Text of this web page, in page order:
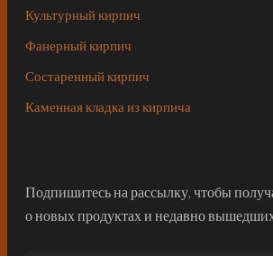
Культурный кирпич
Фанерный кирпич
Состаренный кирпич
Каменная кладка из кирпича
Подпишитесь на рассылку, чтобы
о новых продуктах и недавно